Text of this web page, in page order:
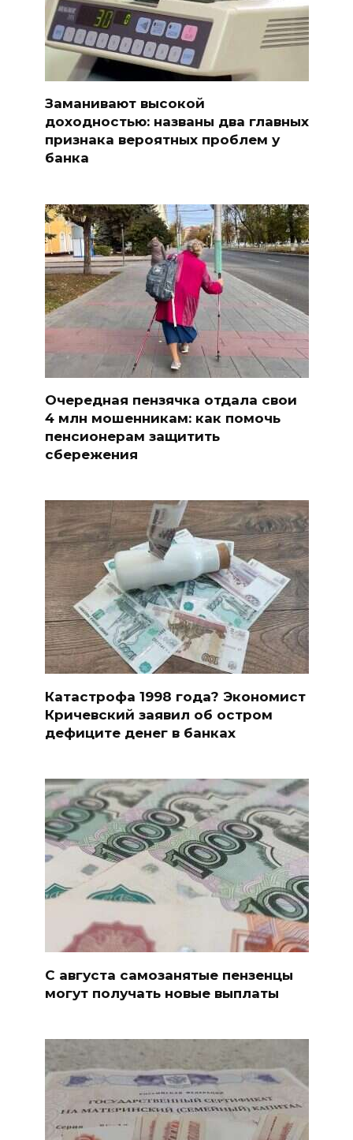
Заманивают высокой
доходностью: названы два главных
признака вероятных проблем у
банка
Очередная пензячка отдала свои
4 млн мошенникам: как помочь
пенсионерам защитить
сбережения
Катастрофа 1998 года? Экономист
Кричевский заявил об остром
дефиците денег в банках
С августа самозанятые пензенцы
могут получать новые выплаты